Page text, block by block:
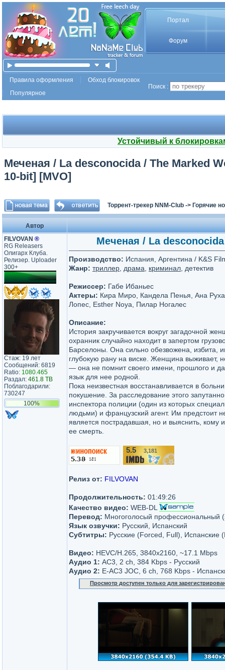
Портал
Форум
Правила оформления
Обход блокировок
Популярное
Поиск :
Устойчивый к
Меченая / La desconocida / The Marked
10-bit] [MVO]
Торрент-трекер NNM-Club -> Горячие
Автор
FILVOVAN ®
RG Releasers
Олигарх Клуба.
Релизер. Uploader
300+
Стаж: 19 лет
Сообщений: 6819
Ratio: 1080.465
Раздал: 461.8 TB
Поблагодарили:
730247
100%
Меченая / La
Производство: Испания, Аргентина / K&S
Жанр: триллер драма криминал , детектив
Режиссер: Габе Ибаньес
Актеры: Кира Миро, Кандела Пенья, Ана
Лопес, Esther Noya, Пилар Ногалес
Описание:
История закручивается вокруг загадочной
охранник случайно находит в запертом
Барселоны. Она сильно обезвожена, избита,
глубокую рану на виске. Женщина выживает,
— она не помнит своего имени, прошлого и
язык для нее родной.
Пока неизвестная восстанавливается в
покушение. За расследование этого
инспектора полиции (один из которых
людьми) и французский агент. Им предстоит
является пострадавшая, но и выяснить, кому
ее смерть.
5.5 3,181
Релиз от: FILVOVAN
Продолжительность: 01:49:26
Качество видео: WEB-DL
Перевод: Многоголосый профессиональный
Язык озвучки: Русский, Испанский
Субтитры: Русские (Forced, Full), Испанские
Видео: HEVC/H.265, 3840x2160, ~17.1 Mbps
Аудио 1: AC3, 2 ch, 384 Kbps - Русский
Аудио 2: E-AC3 JOC, 6 ch, 768 Kbps -
Просмотр доступен только для